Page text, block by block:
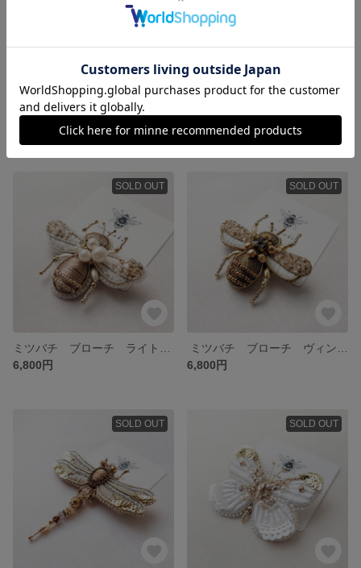
ヤモリ
8,500円
SOLD OUT
6,800円
SOLD OUT
6,800円
SOLD OUT SOLD OUT